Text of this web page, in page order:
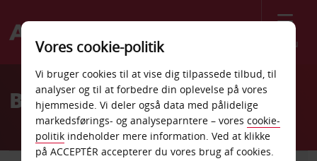
Menu
Welcome
AvisBilleje Dresden Centrum
Vores cookie-politik
Vi bruger cookies til at vise dig tilpassede tilbud, til
analyser og til at forbedre din oplevelse på vores
hjemmeside. Vi deler også data med pålidelige
markedsførings- og analyseparntere – vores cookie-
politik indeholder mere information. Ved at klikke
på ACCEPTÉR accepterer du vores brug af cookies.